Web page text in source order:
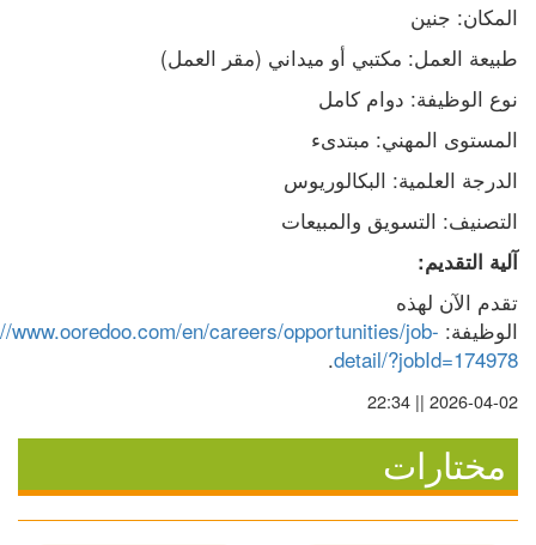
المكان: جنين
طبيعة العمل: مكتبي أو ميداني (مقر العمل)
نوع الوظيفة: دوام كامل
المستوى المهني: مبتدىء
الدرجة العلمية: البكالوريوس
التصنيف: التسويق والمبيعات
آلية التقديم:
الوظيفة: www.ooredoo.com/en/careers/opportunities/job-
detail/?jobId=174978
.
2026-04-02 || 22:34
مختارات